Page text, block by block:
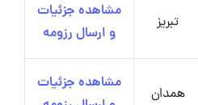
تبریز
مشاهده جزئیات
و ارسال رزومه
همدان
مشاهده جزئیات